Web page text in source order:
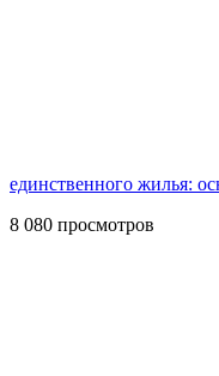
единственного жилья:
8 080 просмотров